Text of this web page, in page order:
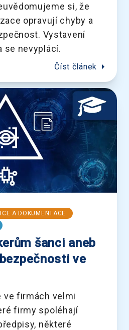
si, že
opravují chyby a
Vystavení
se nevyplácí.
Číst článek arrow_right
A DOKUMENTACE
šanci aneb
ve
ve firmách velmi
firmy spoléhají
některé